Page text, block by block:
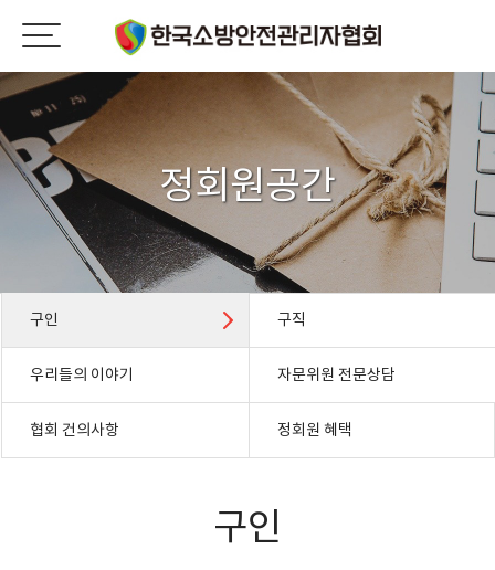
정회원공간
구인 구직
우리들의 이야기 자문위원 전문상담
협회 건의사항 정회원 혜택
구인